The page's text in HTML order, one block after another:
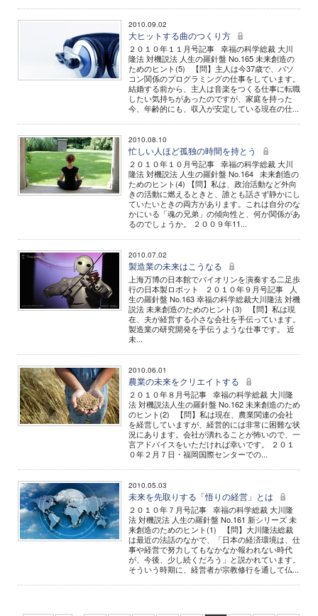
2010.09.02
大ヒットする曲のつくり方
２０１０年１１月号記事 幸福の科学総裁 大川
隆法 対機説法 人生の羅針盤 No.165 未来創造の
ためのヒント(5) 【問】主人は今37歳で、パソ
コン関係のプログラミングの仕事をしています。
結婚する前から、主人は音楽をつくる仕事に転職
したい気持ちがあったのですが、家庭を持った
今、年齢的にも、収入が安定している現在の仕...
2010.08.10
忙しい人ほど孤独の時間を持とう
２０１０年１０月号記事 幸福の科学総裁 大川
隆法 対機説法 人生の羅針盤 No.164 未来創造の
ためのヒント(4) 【問】私は、政治活動など外向
きの活動に燃えるときと、誰とも話さず静かにし
ていたいときの両方があります。これは自分のな
かにいる「魂の兄弟」の傾向性と、何か関係があ
るのでしょうか。 ２００９年11...
2010.07.02
製造業の未来はこうなる
上海万博の日本館でバイオリンを演奏する二足歩
行の日本製ロボット ２０１０年９月号記事 人
生の羅針盤 No.163 幸福の科学総裁大川隆法 対機
説法 未来創造のためのヒント(3) 【問】私は現
在、夫が経営する小さな会社を手伝っています。
製造業の研究開発を手伝うような仕事です。 近
未...
2010.06.01
農業の未来をクリエイトする
２０１０年８月号記事 幸福の科学総裁 大川隆
法 対機説法人生の羅針盤 No.162 未来創造のため
のヒント(2) 【問】私は現在、農業関連の会社
を経営していますが、経営的には非常に困難な状
況にあります。会社が潰れることが怖いので、一
言アドバイスをいただければ幸いです。 ２０１
０年２月７日・福岡国際センターでの...
2010.05.03
未来を先取りする「悟りの経営」とは
２０１０年７月号記事 幸福の科学総裁 大川隆
法 対機説法 人生の羅針盤 No.161 新シリーズ 未
来創造のためのヒント(1) 【問】大川隆法総裁
は最近の法話のなかで、「日本の経済環境は、仕
事や経営で努力してもなかなか報われない時代
が、今後、少し続くだろう」と説かれています。
そういう時期に、経営者が宗教修行を通して仏...